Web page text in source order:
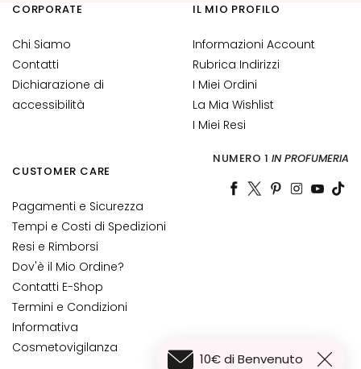
G
E
Z
A
c
M
a
g
i
c
h
e
A
10€ di Benvenuto
CORPORATE
Chi Siamo
Contatti
Dichiarazione di
accessibilità
CUSTOMER CARE
Pagamenti e Sicurezza
Tempi e Costi di Spedizioni
Resi e Rimborsi
Dov'è il Mio Ordine?
Contatti E-Shop
Termini e Condizioni
Informativa
Cosmetovigilanza
IL MIO PROFILO
Informazioni Account
Rubrica Indirizzi
I Miei Ordini
La Mia Wishlist
I Miei Resi
NUMERO 1 IN PROFUMERIA